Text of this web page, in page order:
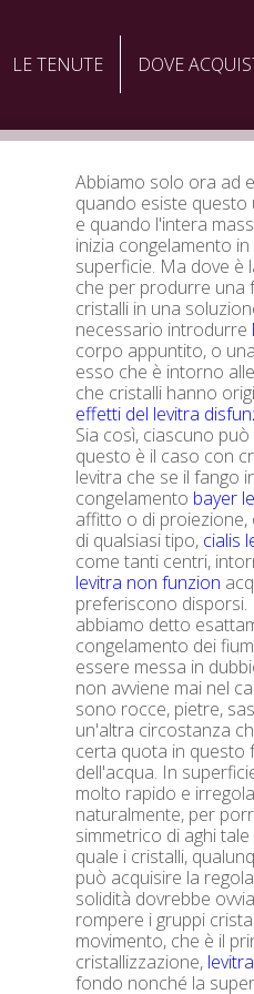
LE TENUTE DOVE
Abbiamo solo ora ad
quando esiste
e quando l'intera
inizia congelamento
superficie. Ma dove è
che per produrre una
cristalli in una
necessario introdurre
corpo appuntito, o
esso che è intorno
che cristalli hanno
effetti del levitra
Sia così, ciascuno
questo è il caso con
levitra che se il fango
congelamento bayer
affitto o di
di qualsiasi tipo, cialis
come tanti centri,
levitra non funzion
preferiscono
abbiamo detto
congelamento dei
essere messa in
non avviene mai nel
sono rocce, pietre,
un'altra circostanza
certa quota in questo
dell'acqua. In
molto rapido e
naturalmente, per
simmetrico di aghi
quale i cristalli,
può acquisire la
solidità dovrebbe
rompere i gruppi
movimento, che è il
cristallizzazione,
fondo nonché la